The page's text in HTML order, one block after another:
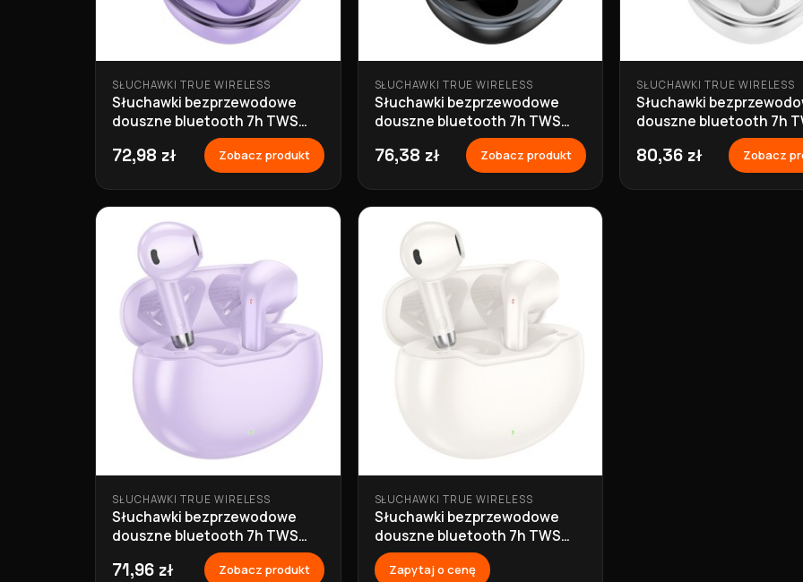
SŁUCHAWKI TRUE WIRELESS
Słuchawki bezprzewodowe
douszne bluetooth 7h TWS
EQ3 fioletowe Hoco
72,98 zł Zobacz produkt
SŁUCHAWKI TRUE WIRELESS
Słuchawki bezprzewodowe
douszne bluetooth 7h TWS
EQ3 czarne Hoco
76,38 zł Zobacz produkt
SŁUCHAWKI TRUE WIRELESS
Słuchawki
douszne bluetooth 7h
EQ3 białe Hoco
80,36 zł Zobacz
SŁUCHAWKI TRUE WIRELESS
Słuchawki bezprzewodowe
douszne bluetooth 7h TWS
EW61 fioletowe Hoco
71,96 zł Zobacz produkt
SŁUCHAWKI TRUE WIRELESS
Słuchawki bezprzewodowe
douszne bluetooth 7h TWS
EW61 białe Hoco
Zapytaj o cenę